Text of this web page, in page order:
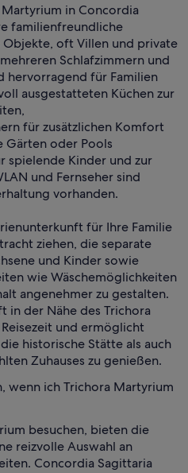
in Concordia
familienfreundliche
oft Villen und private
Schlafzimmern und
hervorragend für Familien
ausgestatteten Küchen zur
für zusätzlichen Komfort
Gärten oder Pools
spielende Kinder und zur
und Fernseher sind
vorhanden.
für Ihre Familie
ziehen, die separate
und Kinder sowie
wie Wäschemöglichkeiten
angenehmer zu gestalten.
in der Nähe des Trichora
und ermöglicht
historische Stätte als auch
Zuhauses zu genießen.
wenn ich Trichora Martyrium
besuchen, bieten die
reizvolle Auswahl an
Concordia Sagittaria